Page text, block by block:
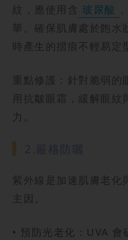
紋，應使用含 玻尿酸
華。確保肌膚處於飽水
時產生的摺痕不輕易定
重點修護：針對脆弱的
用抗皺眼霜，緩解眼紋
力。
紫外線是加速肌膚老化
主因。
• 預防光老化：UVA 會